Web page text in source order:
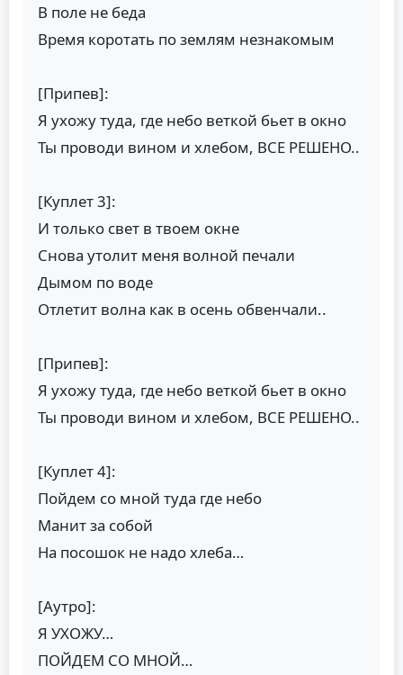
В поле не беда
Время коротать по землям незнакомым
[Припев]:
Я ухожу туда, где небо веткой бьет в окно
Ты проводи вином и хлебом, ВСЕ РЕШЕНО..
[Куплет 3]:
И только свет в твоем окне
Снова утолит меня волной печали
Дымом по воде
Отлетит волна как в осень обвенчали..
[Припев]:
Я ухожу туда, где небо веткой бьет в окно
Ты проводи вином и хлебом, ВСЕ РЕШЕНО..
[Куплет 4]:
Пойдем со мной туда где небо
Манит за собой
На посошок не надо хлеба…
[Аутро]:
Я УХОЖУ…
ПОЙДЕМ СО МНОЙ…